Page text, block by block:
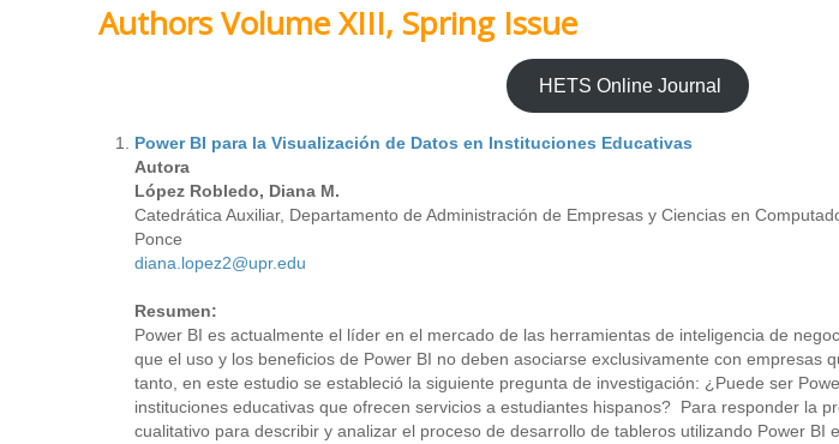
Authors Volume XIII, Spring Issue
HETS Online Journal
Power BI para la Visualización de Datos en Instituciones Educativas
Autora
López Robledo, Diana M.
Catedrática Auxiliar, Departamento de Administración de Empresas y Ciencias en
Ponce
diana.lopez2@upr.edu
Resumen:
Power BI es actualmente el líder en el mercado de las herramientas de inteligencia de
que el uso y los beneficios de Power BI no deben asociarse exclusivamente con empresas
tanto, en este estudio se estableció la siguiente pregunta de investigación: ¿Puede ser
instituciones educativas que ofrecen servicios a estudiantes hispanos? Para responder la
cualitativo para describir y analizar el proceso de desarrollo de tableros utilizando Power BI